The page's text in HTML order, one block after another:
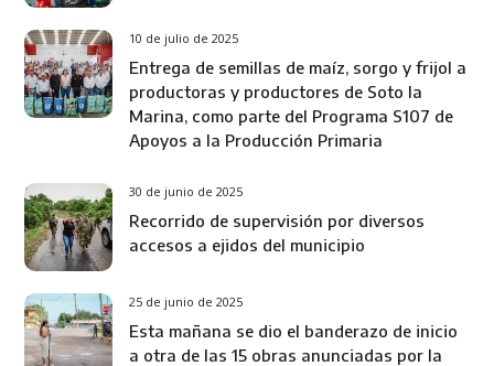
10 de julio de 2025
Entrega de semillas de maíz, sorgo y frijol a
productoras y productores de Soto la
Marina, como parte del Programa S107 de
Apoyos a la Producción Primaria
30 de junio de 2025
Recorrido de supervisión por diversos
accesos a ejidos del municipio
25 de junio de 2025
Esta mañana se dio el banderazo de inicio
a otra de las 15 obras anunciadas por la